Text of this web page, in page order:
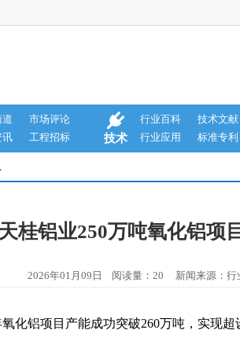
市场评论
讯
工程招标 技术
行业百科
技术文献
行业应用
标准专利
桂铝业250万吨氧化铝项
2026年01月09日 阅读量：20 新闻来源：
化铝项目产能成功突破260万吨，实现超